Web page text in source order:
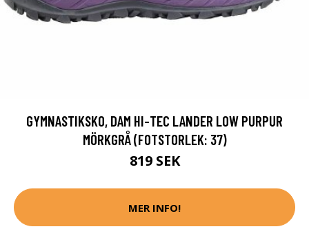
GYMNASTIKSKO, DAM HI-TEC LANDER LOW PURPUR
MÖRKGRÅ (FOTSTORLEK: 37)
819 SEK
MER INFO!